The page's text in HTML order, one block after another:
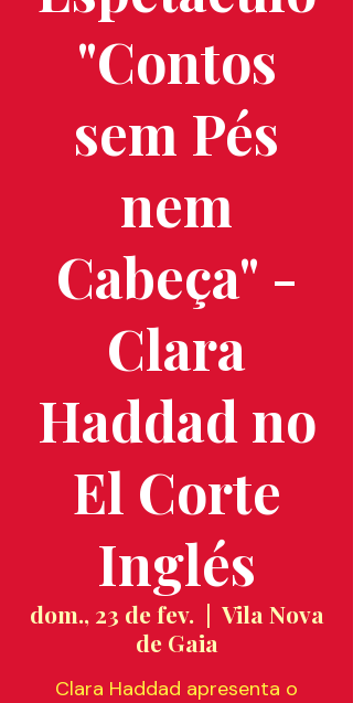
"Contos
sem Pés
nem
Cabeça" -
Clara
Haddad no
El Corte
Inglés
dom., 23 de fev.
  |
Vila Nova
de Gaia
Clara Haddad apresenta o